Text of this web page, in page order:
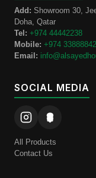
Add: Showroom 30,
Doha, Qatar
Tel: +974 44442238
Mobile: +974 33888842
Email:
SOCIAL MEDIA
All Products
Contact Us